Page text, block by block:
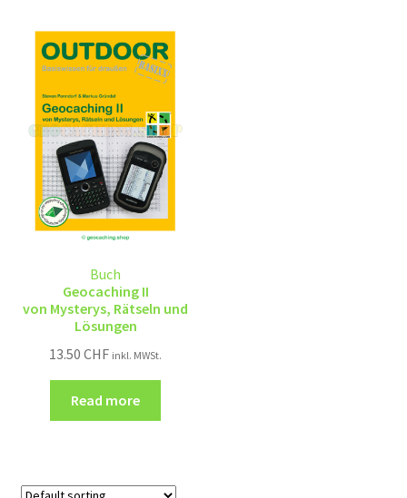
Buch
Geocaching II
von Mysterys, Rätseln und
Lösungen
13.50CHF inkl. MWSt.
Read more